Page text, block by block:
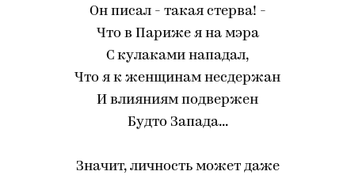
Он писал - такая стерва! -
Что в Париже я на мэра
С кулаками нападал,
Что я к женщинам несдержан
И влияниям подвержен
Будто Запада...
Значит, личность может даже